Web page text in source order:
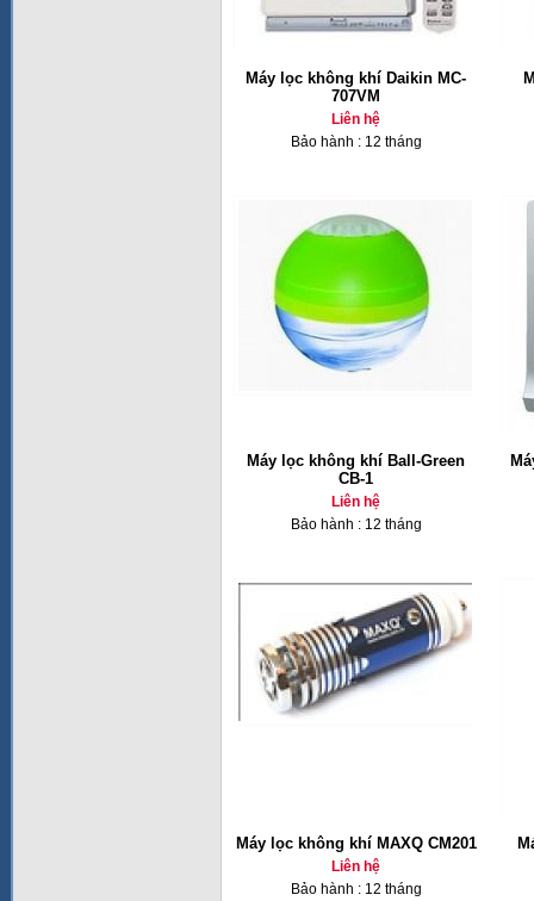
Máy lọc không khí Daikin MC-
707VM
Liên hệ
Bảo hành : 12 tháng
Máy lọc không khí Ball-Green
CB-1
Liên hệ
Bảo hành : 12 tháng
Máy lọc không khí MAXQ CM201
Liên hệ
Bảo hành : 12 tháng